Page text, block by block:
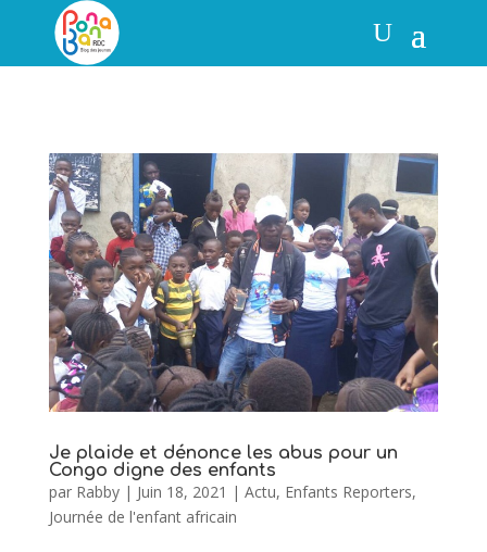
Je plaide et dénonce les abus pour un
Congo digne des enfants
par Rabby| Juin 18, 2021 | Actu, Enfants Reporters,
Journée de l'enfant africain